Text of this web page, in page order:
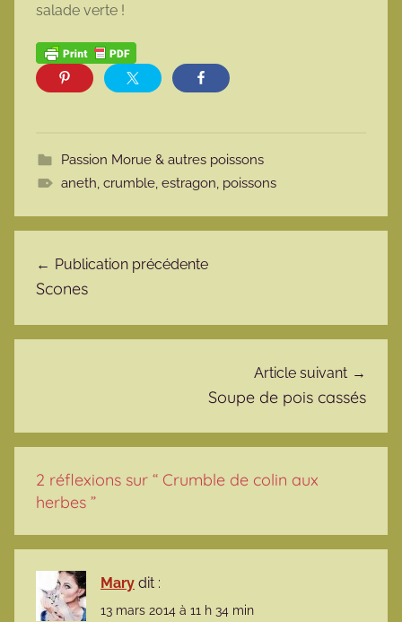
salade verte !
Passion Morue & autres poissons
aneth, crumble, estragon, poissons
Publication précédente
Scones
Article suivant
Soupe de pois cassés
2 réflexions sur “ Crumble de colin aux
herbes ”
Mary dit :
13 mars 2014 à 11 h 34 min